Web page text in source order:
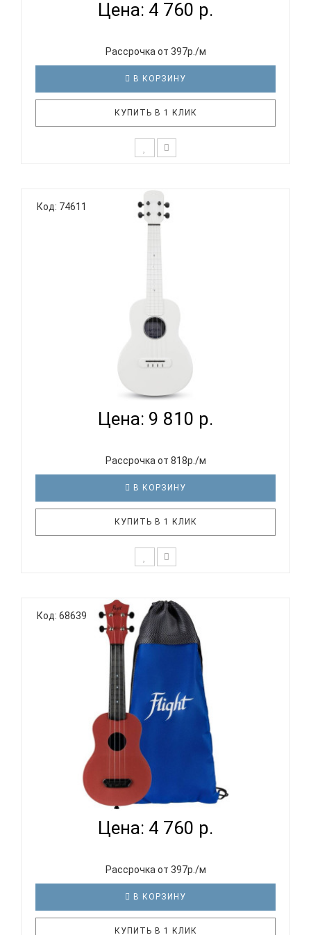
Цена: 4 760 р.
Рассрочка от 397р./м
В КОРЗИНУ
КУПИТЬ В 1 КЛИК
отзывчивая верхняя дека с системой W-пружин
(«веер») Флюрокарбоновые струны обеспечивают
яркое звучание Чрезвычайно прочная и
Код: 74611
Цена: 9 810 р.
Рассрочка от 818р./м
В КОРЗИНУ
КУПИТЬ В 1 КЛИК
карбона. Очень простой уход за инструментом
Красивый и аккуратный внешний вид Прекрасный
звук и тембр Мало весит Хорошо
спроектированный изогнутая спинка. Чтобы
обеспечить наилучшие акустические харак..
Код: 68639
FLIGHT ULTRA S-35 TERRACOTE - УКУЛЕЛЕ
СОПРАНО...
Цена: 4 760 р.
Рассрочка от 397р./м
В КОРЗИНУ
КУПИТЬ В 1 КЛИК